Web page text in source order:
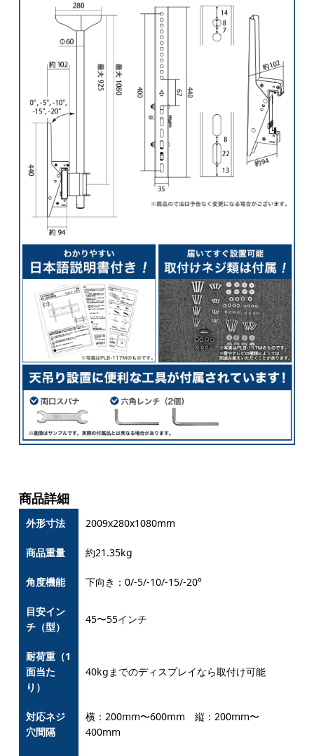
商品詳細
外形寸法 2009x280x1080mm
商品重量 約21.35kg
角度機能 下向き：0/-5/-10/-15/-20°
目安イン
チ（型）
45〜55インチ
耐荷重（1
面当た
り）
40kgまでのディスプレイなら取付け可能
対応ネジ
穴間隔
横：200mm〜600mm 縦：200mm〜
400mm